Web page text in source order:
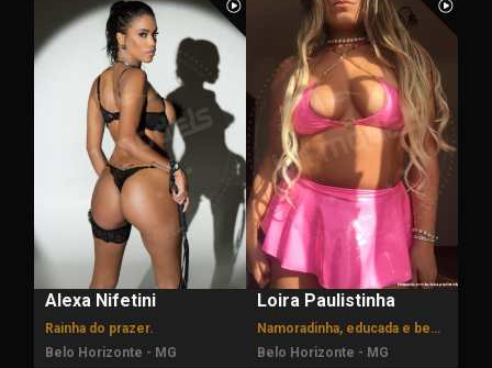
Alexa Nifetini
Rainha do prazer.
Belo Horizonte - MG
Loira Paulistinha
Namoradinha, educada e bem-humorada.
Belo Horizonte - MG